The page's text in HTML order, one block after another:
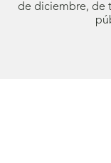
de diciembre, de